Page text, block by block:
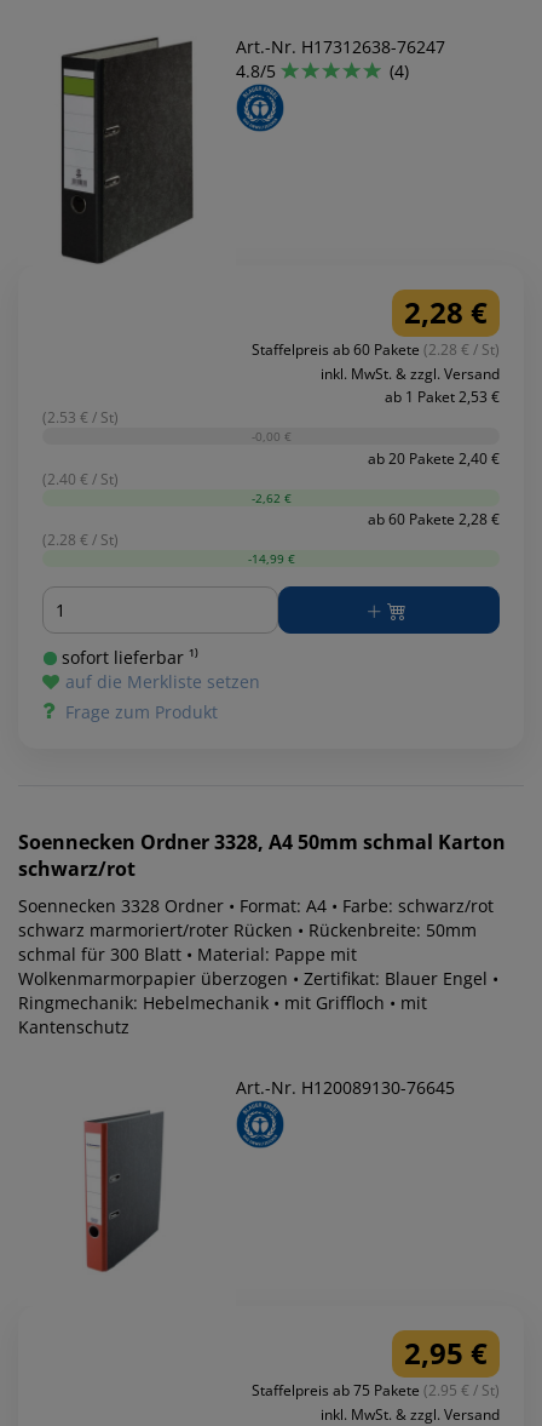
Art.-Nr. H17312638-76247
4.8/5
(4)
2,28 €
Staffelpreis ab 60 Pakete (2.28 € / St)
inkl. MwSt. & zzgl. Versand
ab 1 Paket 2,53 €
(2.53 € / St)
-0,00 €
ab 20 Pakete 2,40 €
(2.40 € / St)
-2,62 €
ab 60 Pakete 2,28 €
(2.28 € / St)
-14,99 €
Menge
sofort lieferbar ¹⁾
auf die Merkliste setzen
Frage zum Produkt
Soennecken Ordner 3328, A4 50mm schmal Karton
schwarz/rot
Soennecken 3328 Ordner • Format: A4 • Farbe: schwarz/rot
schwarz marmoriert/roter Rücken • Rückenbreite: 50mm
schmal für 300 Blatt • Material: Pappe mit
Wolkenmarmorpapier überzogen • Zertifikat: Blauer Engel •
Ringmechanik: Hebelmechanik • mit Griffloch • mit
Kantenschutz
Art.-Nr. H120089130-76645
2,95 €
Staffelpreis ab 75 Pakete (2.95 € / St)
inkl. MwSt. & zzgl. Versand